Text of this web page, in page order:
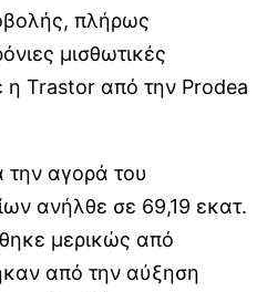
πλήρως
μισθωτικές
Trastor από την Prodea
την αγορά του
ανήλθε σε 69,19 εκατ.
μερικώς από
από την αύξηση